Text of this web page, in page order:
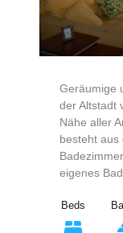
Geräumige
der Altstadt
Nähe aller
besteht aus
eigenes
Beds